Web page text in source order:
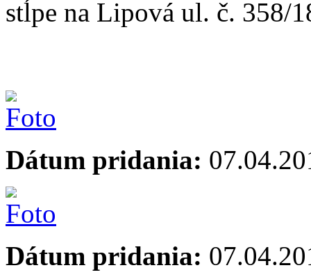
stĺpe na Lipová ul. č. 358/
Dátum pridania:
Dátum pridania: